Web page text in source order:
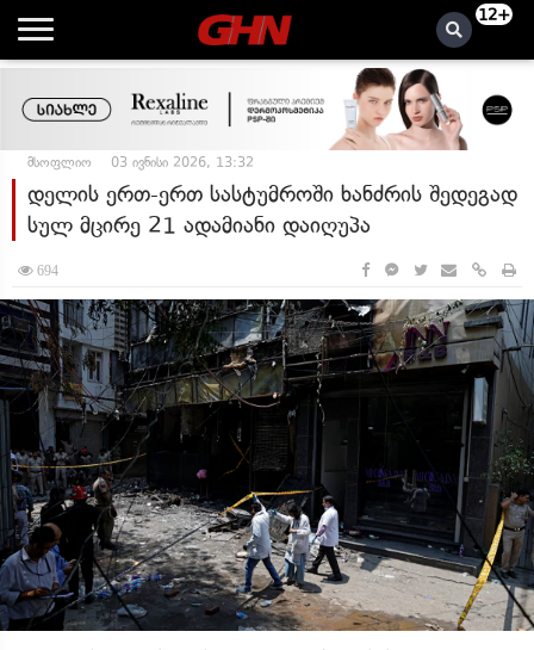
12+
მსოფლიო 03 ივნისი 2026, 13:32
დელის ერთ-ერთ სასტუმროში ხანძრის შედეგად
სულ მცირე 21 ადამიანი დაიღუპა
694